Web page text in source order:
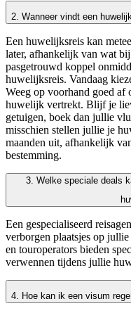
2. Wanneer vindt een
Een huwelijksreis kan
later, afhankelijk van wat
pasgetrouwd koppel
huwelijksreis. Vandaag
Weeg op voorhand goed af
huwelijk vertrekt. Blijf je
getuigen, boek dan jullie
misschien stellen jullie je
maanden uit, afhankelijk
bestemming.
3. Welke speciale deals
Een gespecialiseerd
verborgen plaatsjes op
en touroperators bieden
verwennen tijdens jullie
4. Hoe kan ik een visum